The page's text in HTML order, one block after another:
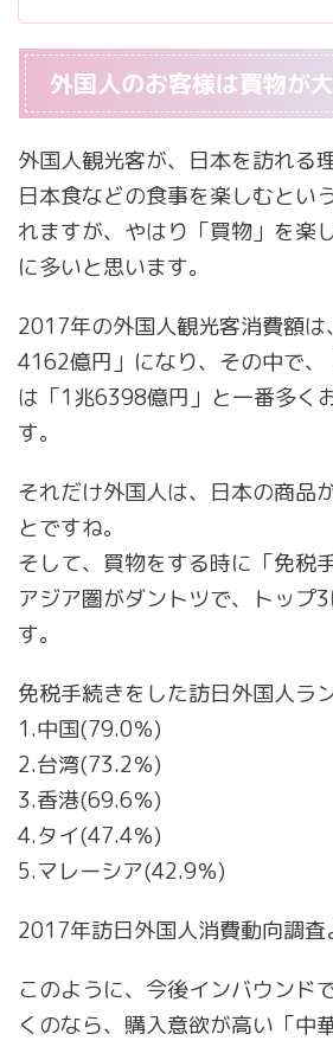
外国人のお客様は買物が
外国人観光客が、日本を訪れる
日本食などの食事を楽しむとい
れますが、やはり「買物」を楽
に多いと思います。
2017年の外国人観光客消費額
4162億円」になり、その中で
は「1兆6398億円」と一番多く
す。
それだけ外国人は、日本の商品
とですね。
そして、買物をする時に「免税
アジア圏がダントツで、トップ
す。
免税手続きをした訪日外国人ラ
1.中国(79.0％)
2.台湾(73.2％)
3.香港(69.6％)
4.タイ(47.4％)
5.マレーシア(42.9％)
2017年訪日外国人消費動向調査
このように、今後インバウンド
くのなら、購入意欲が高い「中